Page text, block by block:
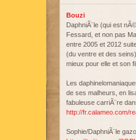
Bouzi
DaphniÃ¨le (qui est
Fessard, et non pas
entre 2005 et 2012
(du ventre et des
mieux pour elle et son
Les
de ses malheurs, en
fabuleuse carriÃ¨re
http://fr.calameo.com/
Sophie/DaphniÃ¨le